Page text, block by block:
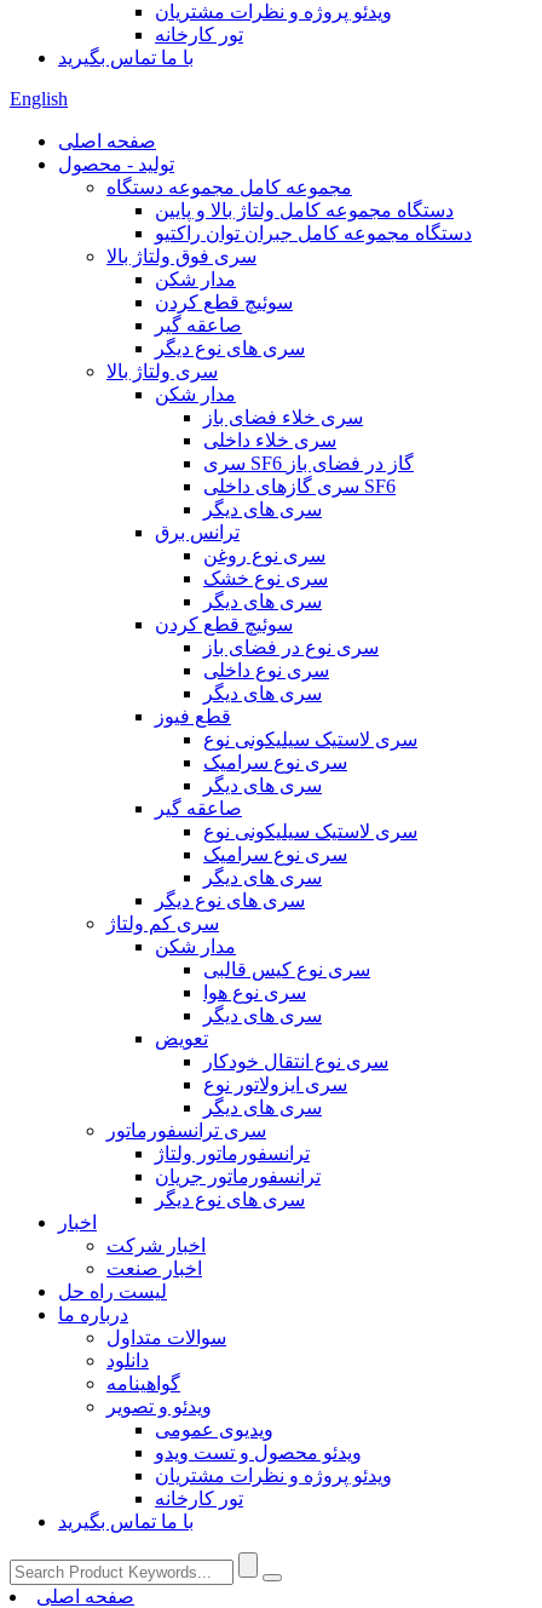
ویدئو پروژه و نظرات مشتریان
تور کارخانه
با ما تماس بگیرید
English
صفحه اصلی
تولید - محصول
مجموعه کامل مجموعه دستگاه
دستگاه مجموعه کامل ولتاژ بالا و پایین
دستگاه مجموعه کامل جبران توان راکتیو
سری فوق ولتاژ بالا
مدار شکن
سوئیچ قطع کردن
صاعقه گیر
سری های نوع دیگر
سری ولتاژ بالا
مدار شکن
سری خلاء فضای باز
سری خلاء داخلی
سری SF6 گاز در فضای باز
سری گازهای داخلی SF6
سری های دیگر
ترانس برق
سری نوع روغن
سری نوع خشک
سری های دیگر
سوئیچ قطع کردن
سری نوع در فضای باز
سری نوع داخلی
سری های دیگر
قطع فیوز
سری لاستیک سیلیکونی نوع
سری نوع سرامیک
سری های دیگر
صاعقه گیر
سری لاستیک سیلیکونی نوع
سری نوع سرامیک
سری های دیگر
سری های نوع دیگر
سری کم ولتاژ
مدار شکن
سری نوع کیس قالبی
سری نوع هوا
سری های دیگر
تعویض
سری نوع انتقال خودکار
سری ایزولاتور نوع
سری های دیگر
سری ترانسفورماتور
ترانسفورماتور ولتاژ
ترانسفورماتور جریان
سری های نوع دیگر
اخبار
اخبار شرکت
اخبار صنعت
لیست راه حل
درباره ما
سوالات متداول
دانلود
گواهینامه
ویدئو و تصویر
ویدیوی عمومی
ویدئو محصول و تست ویدو
ویدئو پروژه و نظرات مشتریان
تور کارخانه
با ما تماس بگیرید
صفحه اصلی